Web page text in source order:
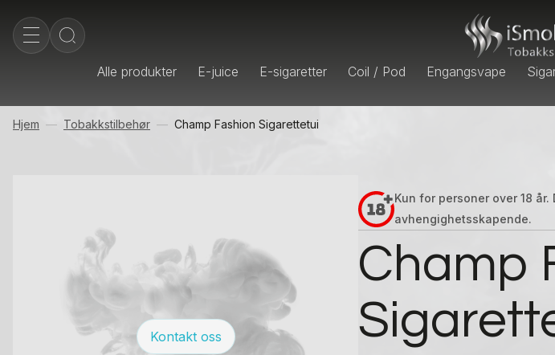
Alle produkter E-juice E-sigaretter Coil / Pod Engangsvape
Hjem Tobakkstilbehør Champ Fashion Sigarettetui
Kontakt oss
Kun for personer over 18
avhengighetsskapende.
Champ